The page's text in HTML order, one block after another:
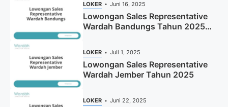
LOKER Juni 16, 2025
Lowongan Sales Representative
Wardah Bandungs Tahun 2025
LOKER Juli 1, 2025
Lowongan Sales Representative
Wardah Jember Tahun 2025
LOKER Juni 22, 2025